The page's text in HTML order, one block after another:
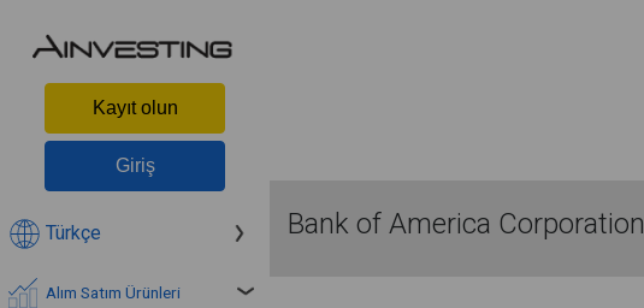
Kayıt olun
Giriş
Türkçe
Alım Satım Ürünleri
Bank of America Corporation